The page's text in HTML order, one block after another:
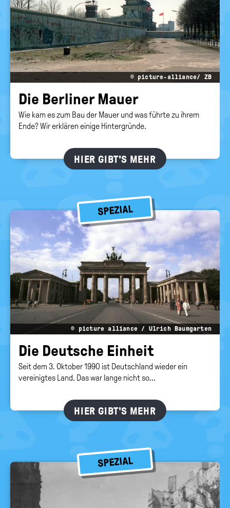
politische
Bildung
© picture-alliance/ ZB
Die Ber­li­ner Mauer
Wie kam es zum Bau der Mauer und was führte zu ihrem
Ende? Wir erklären einige Hintergründe.
HIER GIBT'S MEHR
SPEZIAL
© picture alliance / Ulrich Baumgarten
Die Deut­sche Ein­heit
Seit dem 3. Oktober 1990 ist Deutschland wieder ein
vereinigtes Land. Das war lange nicht so...
HIER GIBT'S MEHR
SPEZIAL